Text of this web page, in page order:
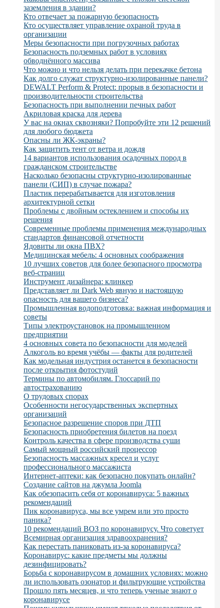
заземления в здании?
Кто отвечает за пожарную безопасность
Кто осуществляет управление охраной труда в
организации
Меры безопасности при погрузочных работах
Безопасность подземных работ в условиях
обводнённого массива
Что можно и что нельзя делать при перекачке бетона
Как долго служат структурно-изолированные панели?
DEWALT Perform & Protect: прорыв в безопасности и
производительности строительства
Безопасность при выполнении печных работ
Акриловая краска для дерева
У вас на окнах сквозняки? Попробуйте эти 12 решений
для любого бюджета
Опасны ли ЖК-экраны?
Как защитить тент от ветра и дождя
14 вариантов использования осадочных пород в
гражданском строительстве
Насколько безопасны структурно-изолированные
панели (СИП) в случае пожара?
Пластик перерабатывается для изготовления
архитектурной сетки
Проблемы с двойным остеклением и способы их
решения
Современные проблемы применения международных
стандартов финансовой отчетности
Ядовиты ли окна ПВХ?
Медицинская мебель: 4 основных соображения
10 лучших советов для более безопасного просмотра
веб-страниц
Инструмент дизайнера: клинкер
Представляет ли Dark Web явную и настоящую
опасность для вашего бизнеса?
Промышленная водоподготовка: важная информация и
советы
Типы электроустановок на промышленном
предприятии
4 основных совета по безопасности для моделей
Алкоголь во время учёбы — факты для родителей
Как модельная индустрия останется в безопасности
после открытия фотостудий
Термины по автомобилям. Глоссарий по
автострахованию
О трудовых спорах
Особенности негосударственных экспертных
организаций
Безопасное разрешение споров при ДТП
Безопасность приобретения билетов на поезд
Контроль качества в сфере производства суши
Самый мощный российский процессор
Безопасность массажных кресел и услуг
профессионального массажиста
Интернет-аптеки: как безопасно покупать онлайн?
Создание сайтов на джумла Joomla
Как обезопасить себя от коронавируса: 5 важных
рекомендаций
Пик коронавируса, мы все умрем или это просто
паника?
10 рекомендаций ВОЗ по коронавирусу. Что советует
Всемирная организация здравоохранения?
Как перестать паниковать из-за коронавируса?
Коронавирус: какие предметы мы должны
дезинфицировать?
Борьба с коронавирусом в домашних условиях: можно
ли использовать озонатор и фильтрующие устройства
Прошло пять месяцев, и что теперь ученые знают о
коронавирусе